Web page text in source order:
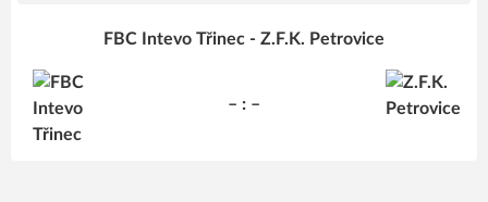
FBC Intevo Třinec - Z.F.K. Petrovice
– : –